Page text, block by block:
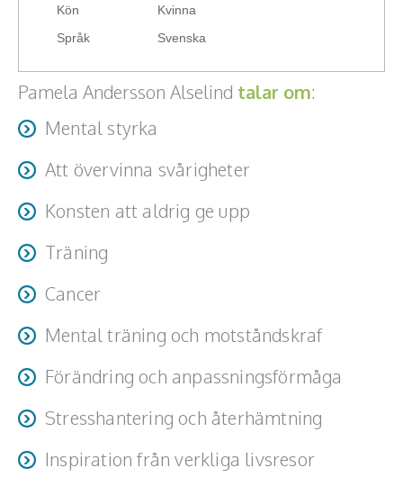
Kända personer
Företagsledare
Idrottare och äventyrare
Kända musiker
Kön
Kvinna
Språk
Svenska
Pamela Andersson Alselind talar om:
Mental styrka
Att övervinna svårigheter
Konsten att aldrig ge upp
Träning
Cancer
Mental träning och motståndskraf
Förändring och anpassningsförmåga
Stresshantering och återhämtning
Inspiration från verkliga livsresor